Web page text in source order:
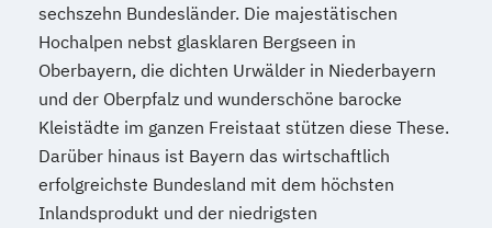
sechszehn Bundesländer. Die majestätischen
Hochalpen nebst glasklaren Bergseen in
Oberbayern, die dichten Urwälder in Niederbayern
und der Oberpfalz und wunderschöne barocke
Kleistädte im ganzen Freistaat stützen diese These.
Darüber hinaus ist Bayern das wirtschaftlich
erfolgreichste Bundesland mit dem höchsten
Inlandsprodukt und der niedrigsten